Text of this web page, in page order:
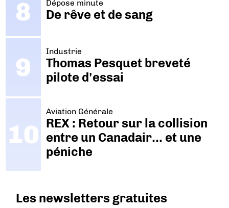
Dépose minute
De rêve et de sang
Industrie
Thomas Pesquet breveté
pilote d'essai
Aviation Générale
REX : Retour sur la collision
entre un Canadair… et une
péniche
Les newsletters gratuites